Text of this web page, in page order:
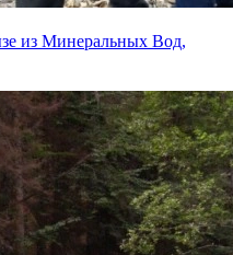
из Минеральных Вод,